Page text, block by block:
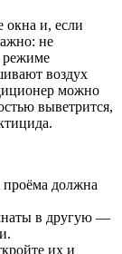
окна и, если
не
режиме
воздух
можно
выветрится,
должна
в другую —
их и